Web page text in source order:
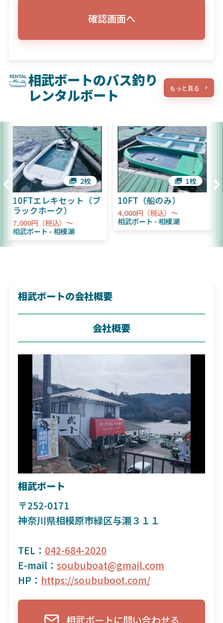
確認画面へ
相武ボートのバス釣り
レンタルボート
もっと見る
10FTエレキセット（ブ
ラックホーク）
7,000円（税込）～
相武ボート 相模湖
2枚
10FT（船のみ）
4,000円（税込）～
相武ボート 相模湖
1枚
相武ボートの会社概要
会社概要
相武ボート
〒252-0171
神奈川県相模原市緑区与瀬３１１
TEL： 042-684-2020
E-mail： soububoat@gmail.com
HP： https://soububoot.com/
相武ボートに問い合わせる